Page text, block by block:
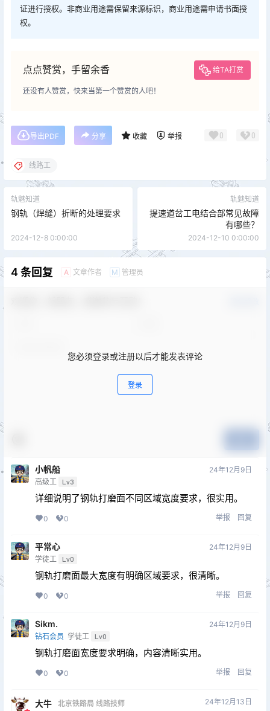
证进行授权。非商业用途需保留来源标识，商业用途需申请书面授
权。
点点赞赏，手留余香 给TA打赏
还没有人赞赏，快来当第一个赞赏的人吧！
导出PDF 分享 收藏 举报 0 0
线路工
轨魅知道
钢轨（焊缝）折断的处理要求
2024-12-8 0:00:00
轨魅知道
提速道岔工电结合部常见故障
有哪些？
2024-12-10 0:00:00
4 条回复 A 文章作者 M 管理员
您必须登录或注册以后才能发表评论
登录
小帆船
高级工 Lv3
24年12月9日
详细说明了钢轨打磨面不同区域宽度要求，很实用。
0 0 举报 回复
平常心
学徒工 Lv0
24年12月9日
钢轨打磨面最大宽度有明确区域要求，很清晰。
0 0 举报 回复
Sikm.
钻石会员 学徒工 Lv0
24年12月9日
钢轨打磨面宽度要求明确，内容清晰实用。
0 0 举报 回复
大牛 北京铁路局 线路技师 24年12月13日